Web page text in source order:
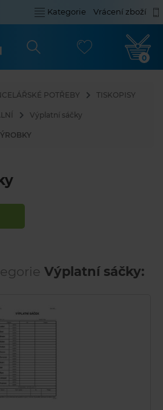
Kategorie Vrácení zboží
0
POTŘEBY TISKOPISY
Výplatní sáčky
Výplatní sáčky: